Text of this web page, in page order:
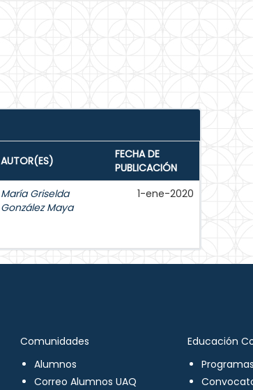
AUTOR(ES)
FECHA DE
PUBLICACIÓN
María Griselda
González Maya
1-ene-2020
Comunidades
Alumnos
Correo Alumnos UAQ
Educación